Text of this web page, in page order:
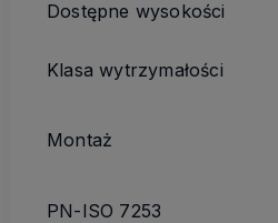
Dostępne wysokości
Klasa wytrzymałości
Montaż
PN-ISO 7253